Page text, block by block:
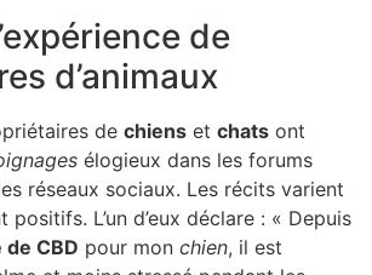
de
d’animaux
de chiens et chats ont
élogieux dans les forums
réseaux sociaux. Les récits varient
positifs. L’un d’eux déclare : « Depuis
de CBD pour mon chien, il est